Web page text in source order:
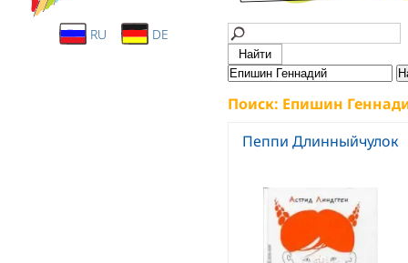
RU DE
Поиск: Епишин
Пеппи Длинныйчулок